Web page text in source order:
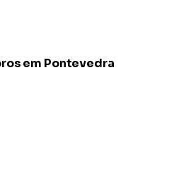
em Pontevedra